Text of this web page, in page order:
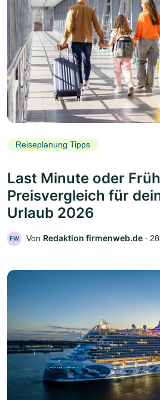
Reiseplanung Tipps
Last Minute oder
Preisvergleich für
Urlaub 2026
FW Von Redaktion firmenweb.de ‧